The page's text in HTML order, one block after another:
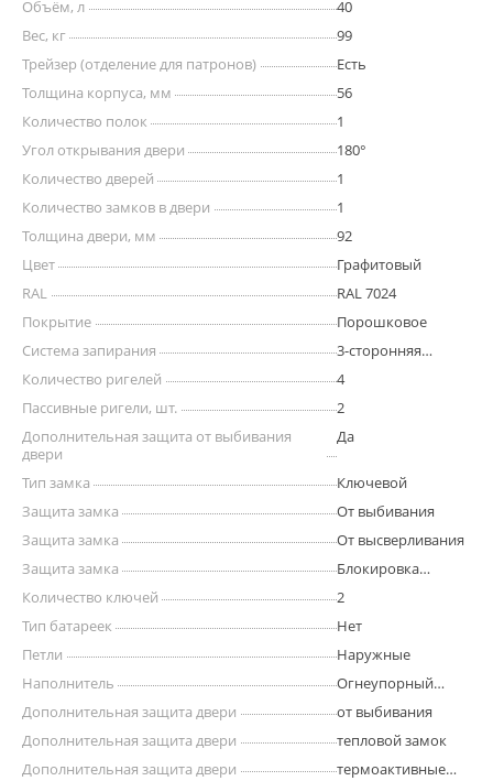
Объём, л
40
Вес, кг
99
Трейзер (отделение для патронов)
Есть
Толщина корпуса, мм
56
Количество полок
1
Угол открывания двери
180°
Количество дверей
1
Количество замков в двери
1
Толщина двери, мм
92
Цвет
Графитовый
RAL
RAL 7024
Покрытие
Порошковое
Система запирания
3-сторонняя
Количество ригелей
4
Пассивные ригели, шт.
2
Дополнительная защита от выбивания
двери
Да
Тип замка
Ключевой
Защита замка
От выбивания
Защита замка
От высверливания
Защита замка
Блокировка
выбивании
Количество ключей
2
Тип батареек
Нет
Петли
Наружные
Наполнитель
Огнеупорный
Дополнительная защита двери
от выбивания
Дополнительная защита двери
тепловой замок
Дополнительная защита двери
термоактивные